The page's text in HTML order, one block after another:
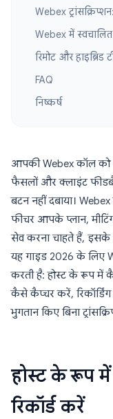
Webex
Webex में
रिमोट और हाइब्रिड
FAQ
निष्कर्ष
आपकी Webex कॉल को
फैसलों और क्लाइंट फीडबैक
बटन नहीं दबाया।
फीचर आपके प्लान,
सेव करना चाहते हैं,
यह गाइड 2026 के लिए
करती है: होस्ट के रूप में
कैसे कैप्चर करें, रिकॉर्डिंग
भुगतान किए बिना
होस्ट के रूप
रिकॉर्ड करें